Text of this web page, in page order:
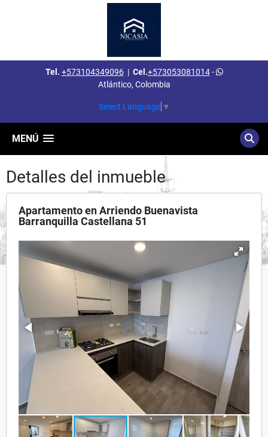
Tel. +573104349096| Cel.+573053081014-
Atlántico, Colombia
Select Language ▼
MENÚ
Detalles del inmueble
Apartamento en Arriendo Buenavista
Barranquilla Castellana 51